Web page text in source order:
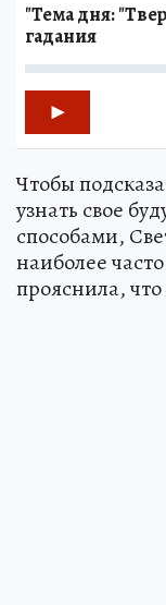
"Тема дня:
гадания
Чтобы
узнать свое
способами,
наиболее
прояснила,